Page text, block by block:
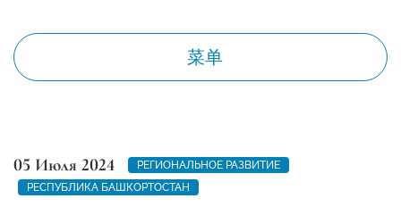
菜单
05 Июля 2024
РЕГИОНАЛЬНОЕ РАЗВИТИЕ
РЕСПУБЛИКА БАШКОРТОСТАН